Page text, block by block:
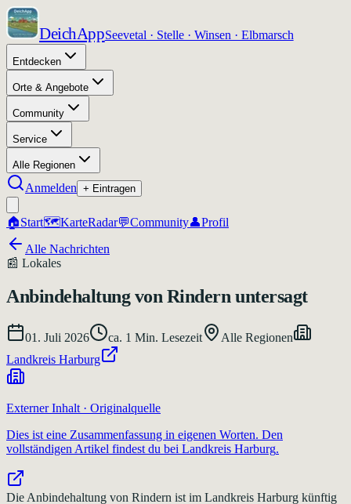
DeichAppSeevetal · Stelle · Winsen · Elbmarsch
Entdecken
Orte & Angebote
Community
Service
Alle Regionen
Anmelden + Eintragen
🏠Start🗺️KarteRadar💬Community👤Profil
Alle Nachrichten
📰 Lokales
Anbindehaltung von Rindern untersagt
01. Juli 2026 ca. 1 Min. Lesezeit
Alle Regionen
Landkreis Harburg
Externer Inhalt · Originalquelle
Dies ist eine Zusammenfassung in eigenen Worten. Den
vollständigen Artikel findest du bei Landkreis Harburg.
Die Anbindehaltung von Rindern ist im Landkreis Harburg künftig